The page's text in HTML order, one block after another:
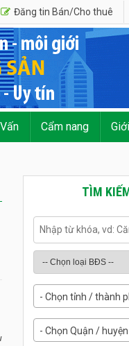
Đăng tin Bán/Cho thuê
Cẩm nang
TÌM
- Chọn tỉnh / thành
- Chọn Quận /